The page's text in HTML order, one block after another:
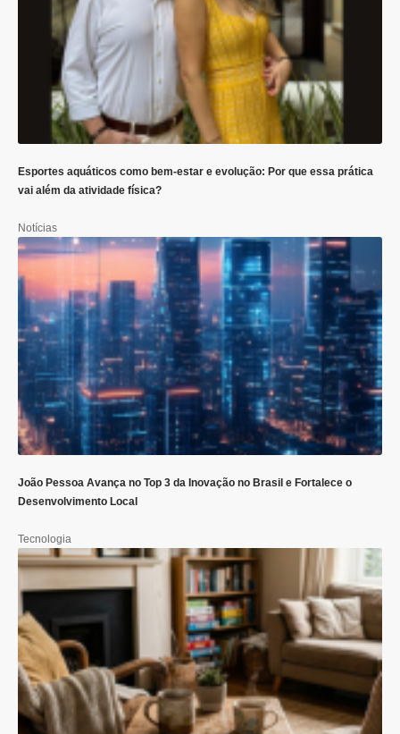
Esportes aquáticos como bem-estar e evolução: Por que essa prática
vai além da atividade física?
Notícias
João Pessoa Avança no Top 3 da Inovação no Brasil e Fortalece o
Desenvolvimento Local
Tecnologia